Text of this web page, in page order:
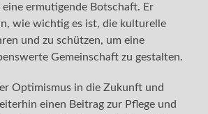
ermutigende Botschaft. Er
wie wichtig es ist, die kulturelle
und zu schützen, um eine
Gemeinschaft zu gestalten.
Optimismus in die Zukunft und
einen Beitrag zur Pflege und